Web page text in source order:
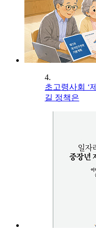
4.
초고령사회 ‘
길 정책은